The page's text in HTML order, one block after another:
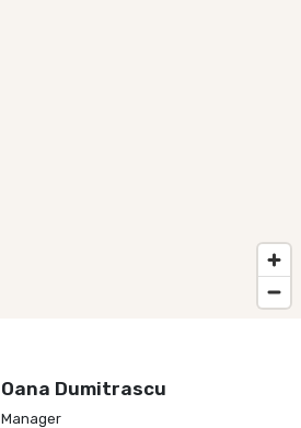
Oana Dumitrascu
Manager